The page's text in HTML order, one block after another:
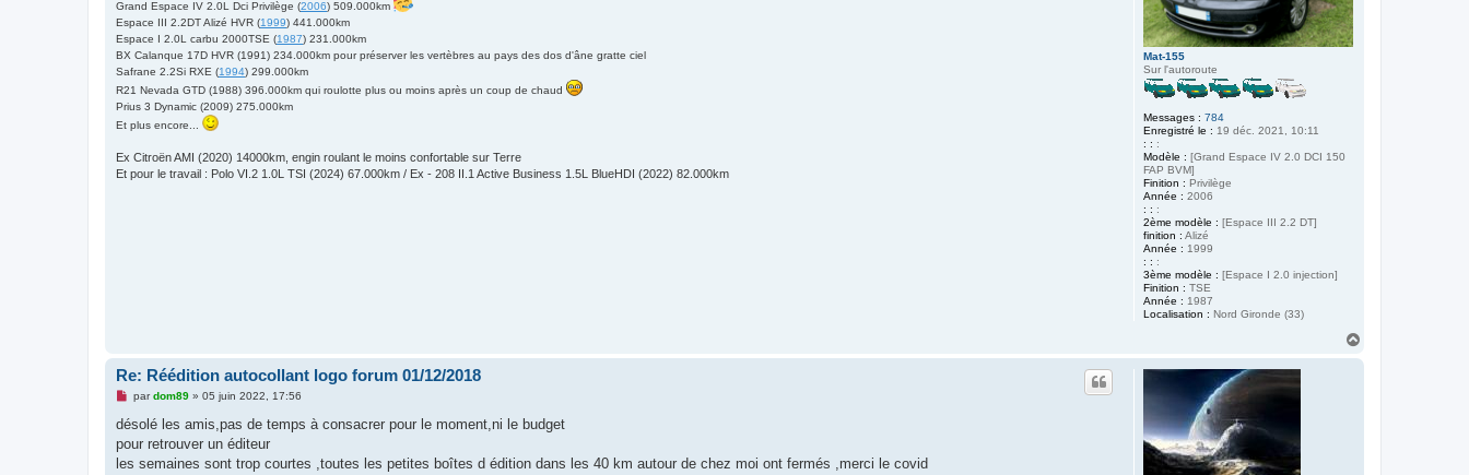
Mat-155
Sur l'autoroute
Messages : 784
Enregistré le : 19 déc. 2021, 10:11
: : :
Modèle : [Grand Espace IV 2.0 DCI 150
FAP BVM]
Finition : Privilège
Année : 2006
: : :
2ème modèle : [Espace III 2.2 DT]
finition : Alizé
Année : 1999
: : :
3ème modèle : [Espace I 2.0 injection]
Finition : TSE
Année : 1987
Localisation : Nord Gironde (33)
o
n
l
u
Grand Espace IV 2.0L Dci Privilège (2006) 509.000km
Espace III 2.2DT Alizé HVR (1999) 441.000km
Espace I 2.0L carbu 2000TSE (1987) 231.000km
BX Calanque 17D HVR (1991) 234.000km pour préserver les vertèbres au pays des dos d'âne gratte ciel
Safrane 2.2Si RXE (1994) 299.000km
R21 Nevada GTD (1988) 396.000km qui roulotte plus ou moins après un coup de chaud
Prius 3 Dynamic (2009) 275.000km
Et plus encore...
Ex Citroën AMI (2020) 14000km, engin roulant le moins confortable sur Terre
Et pour le travail : Polo VI.2 1.0L TSI (2024) 67.000km / Ex - 208 II.1 Active Business 1.5L BlueHDI (2022) 82.000km
Re: Réédition autocollant logo forum 01/12/2018
M
s
a
g
pardom89» 05 juin 2022, 17:56
désolé les amis,pas de temps à consacrer pour le moment,ni le budget
pour retrouver un éditeur
les semaines sont trop courtes ,toutes les petites boîtes d édition dans les 40 km autour de chez moi ont fermés ,merci le covid